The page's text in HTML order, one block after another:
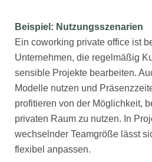
Beispiel: Nutzungsszenarien
Ein coworking private office ist
Unternehmen, die regelmäßig
sensible Projekte bearbeiten.
Modelle nutzen und
profitieren von der Möglichkeit,
privaten Raum zu nutzen. In
wechselnder Teamgröße lässt
flexibel anpassen.